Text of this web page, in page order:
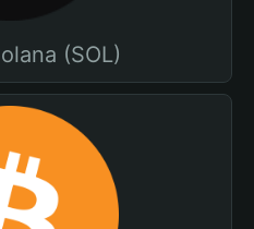
(SOL)